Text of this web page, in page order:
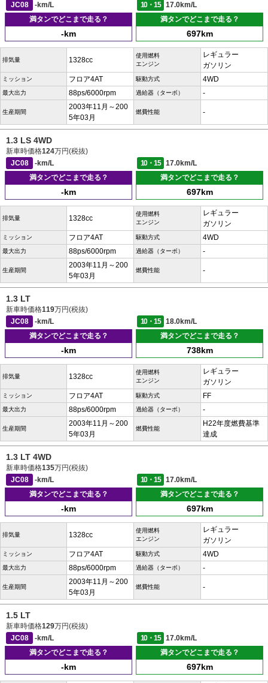
JC08
-km/L 10・15
17.0km/L
満タンでどこまで走る？
-km
満タンでどこまで走る？
697km
排気量 1328cc
使用燃料
エンジン
レギュラー
ガソリン
ミッション フロア4AT 駆動方式 4WD
最大出力 88ps/6000rpm 過給器（ターボ） -
生産期間
2003年11月～200
5年03月
燃費性能 -
1.3 LS 4WD
新車時価格124万円(税抜)
JC08
-km/L 10・15
17.0km/L
満タンでどこまで走る？
-km
満タンでどこまで走る？
697km
排気量 1328cc
使用燃料
エンジン
レギュラー
ガソリン
ミッション フロア4AT 駆動方式 4WD
最大出力 88ps/6000rpm 過給器（ターボ） -
生産期間
2003年11月～200
5年03月
燃費性能 -
1.3 LT
新車時価格119万円(税抜)
JC08
-km/L 10・15
18.0km/L
満タンでどこまで走る？
-km
満タンでどこまで走る？
738km
排気量 1328cc
使用燃料
エンジン
レギュラー
ガソリン
ミッション フロア4AT 駆動方式 FF
最大出力 88ps/6000rpm 過給器（ターボ） -
生産期間
2003年11月～200
5年03月
燃費性能
H22年度燃費基準
達成
1.3 LT 4WD
新車時価格135万円(税抜)
JC08
-km/L 10・15
17.0km/L
満タンでどこまで走る？
-km
満タンでどこまで走る？
697km
排気量 1328cc
使用燃料
エンジン
レギュラー
ガソリン
ミッション フロア4AT 駆動方式 4WD
最大出力 88ps/6000rpm 過給器（ターボ） -
生産期間
2003年11月～200
5年03月
燃費性能 -
1.5 LT
新車時価格129万円(税抜)
JC08
-km/L 10・15
17.0km/L
満タンでどこまで走る？
-km
満タンでどこまで走る？
697km